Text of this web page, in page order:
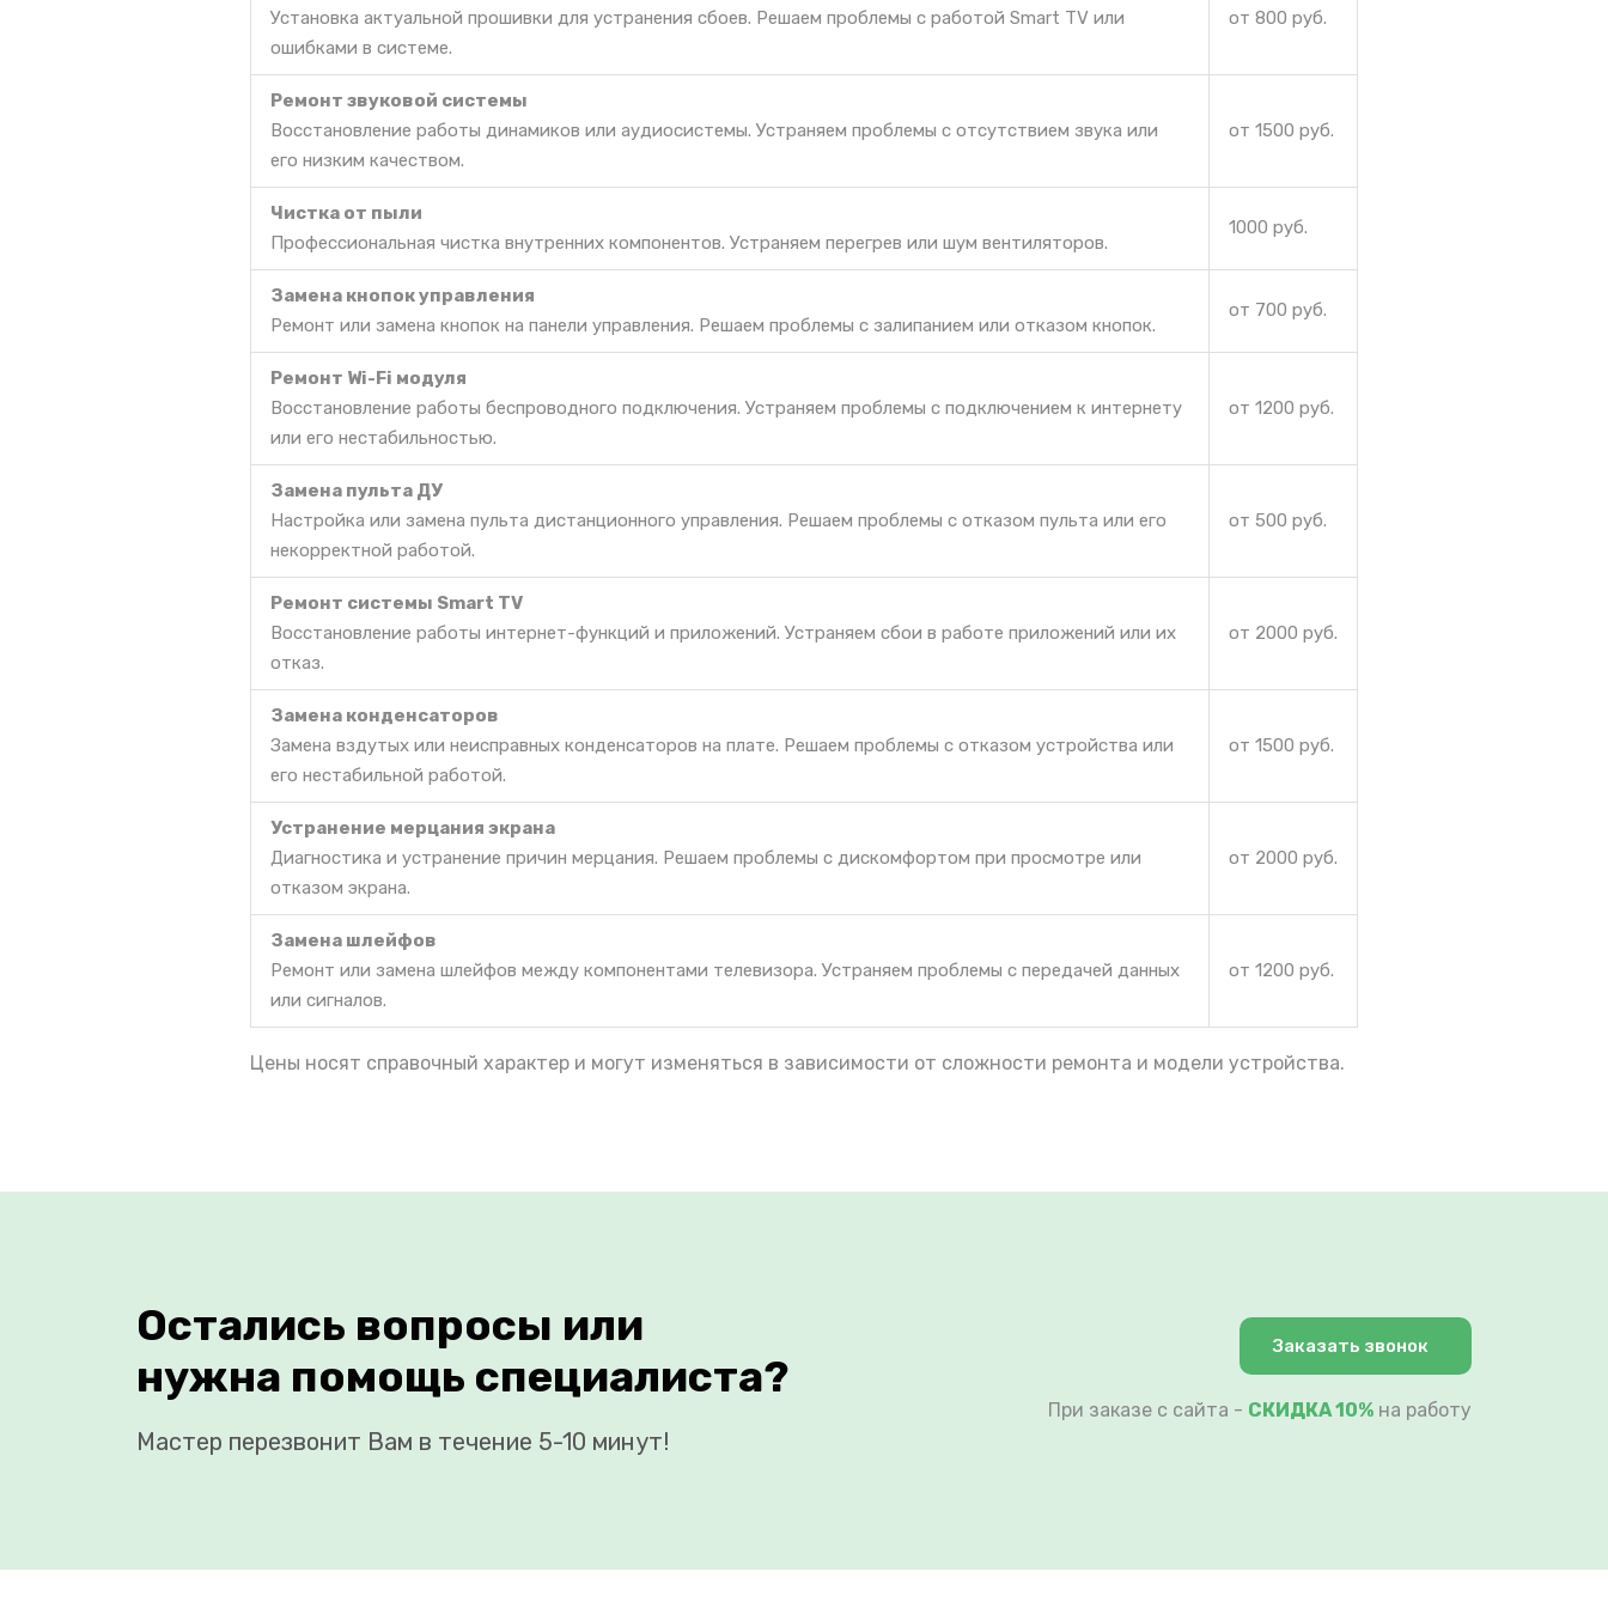
Установка актуальной прошивки для устранения сбоев. Решаем проблемы с работой Smart TV или
ошибками в системе.
от 800 руб.
Ремонт звуковой системы
Восстановление работы динамиков или аудиосистемы. Устраняем проблемы с отсутствием звука или
его низким качеством.
от 1500 руб.
Чистка от пыли
Профессиональная чистка внутренних компонентов. Устраняем перегрев или шум вентиляторов.
1000 руб.
Замена кнопок управления
Ремонт или замена кнопок на панели управления. Решаем проблемы с залипанием или отказом кнопок.
от 700 руб.
Ремонт Wi-Fi модуля
Восстановление работы беспроводного подключения. Устраняем проблемы с подключением к интернету
или его нестабильностью.
от 1200 руб.
Замена пульта ДУ
Настройка или замена пульта дистанционного управления. Решаем проблемы с отказом пульта или его
некорректной работой.
от 500 руб.
Ремонт системы Smart TV
Восстановление работы интернет-функций и приложений. Устраняем сбои в работе приложений или их
отказ.
от 2000 руб.
Замена конденсаторов
Замена вздутых или неисправных конденсаторов на плате. Решаем проблемы с отказом устройства или
его нестабильной работой.
от 1500 руб.
Устранение мерцания экрана
Диагностика и устранение причин мерцания. Решаем проблемы с дискомфортом при просмотре или
отказом экрана.
от 2000 руб.
Замена шлейфов
Ремонт или замена шлейфов между компонентами телевизора. Устраняем проблемы с передачей данных
или сигналов.
от 1200 руб.
Цены носят справочный характер и могут изменяться в зависимости от сложности ремонта и модели устройства.
Остались вопросы или
нужна помощь специалиста?
Мастер перезвонит Вам в течение 5-10 минут!
Заказать звонок
При заказе с сайта - СКИДКА 10% на работу